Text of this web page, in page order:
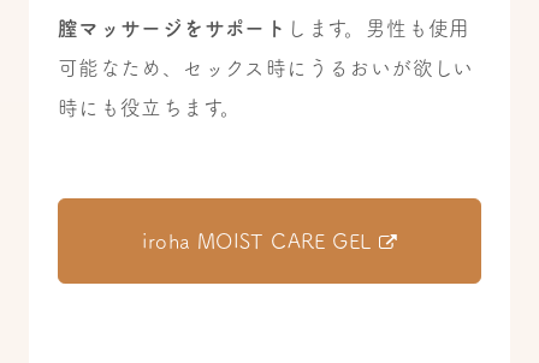
膣マッサージをサポート します。男性も使用
可能なため、セックス時にうるおいが欲しい
時にも役立ちます。
iroha MOIST CARE GEL